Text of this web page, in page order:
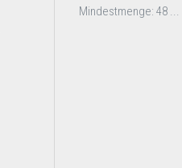
Mindestmenge: 48 ...